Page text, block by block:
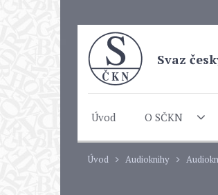
Svaz
Úvod O SČKN
Úvod Audioknihy